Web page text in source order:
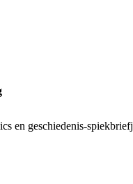
en geschiedenis-